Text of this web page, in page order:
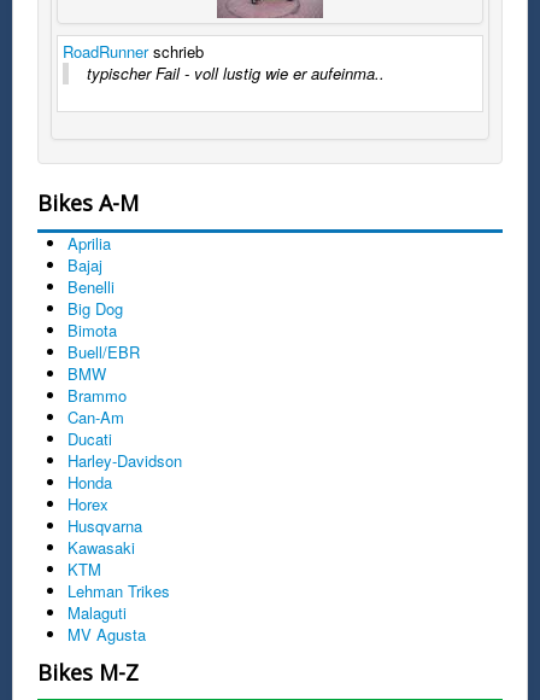
RoadRunnerschrieb
typischer Fail - voll lustig wie er aufeinma..
Bikes A-M
Aprilia
Bajaj
Benelli
Big Dog
Bimota
Buell/EBR
BMW
Brammo
Can-Am
Ducati
Harley-Davidson
Honda
Horex
Husqvarna
Kawasaki
KTM
Lehman Trikes
Malaguti
MV Agusta
Bikes M-Z